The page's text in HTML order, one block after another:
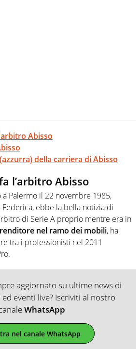
Abisso
della carriera di Abisso
l’arbitro Abisso
a Palermo il 22 novembre 1985,
ebbe la bella notizia di
di Serie A proprio mentre era in
nel ramo dei mobili, ha
tra i professionisti nel 2011
aggiornato su ultime news di
eventi live? Iscriviti al nostro
WhatsApp
nel canale WhatsApp